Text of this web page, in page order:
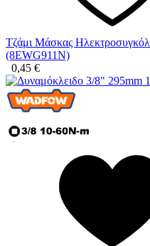
Τζάμι Μάσκας
(8EWG911N)
0,45 €